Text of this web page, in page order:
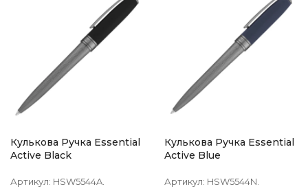
Кулькова Ручка Essential
Active Black
Артикул: HSW5544A.
Кулькова Ручка Essential
Active Blue
Артикул: HSW5544N.